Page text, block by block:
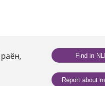
раён,
Find in
Report about